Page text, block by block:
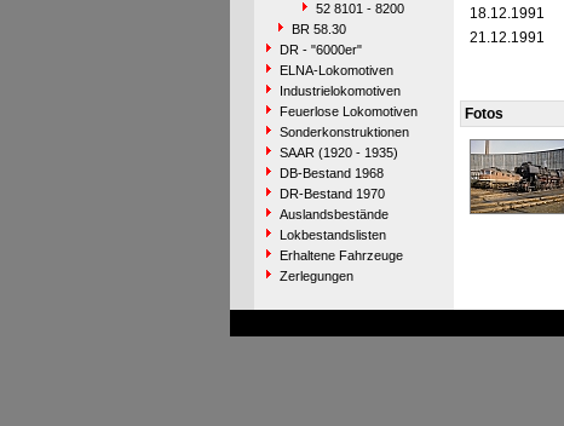
52 8101 - 8200
BR 58.30
DR - "6000er"
ELNA-Lokomotiven
Industrielokomotiven
Feuerlose Lokomotiven
Sonderkonstruktionen
SAAR (1920 - 1935)
DB-Bestand 1968
DR-Bestand 1970
Auslandsbestände
Lokbestandslisten
Erhaltene Fahrzeuge
Zerlegungen
18.12.1991
21.12.1991
Fotos